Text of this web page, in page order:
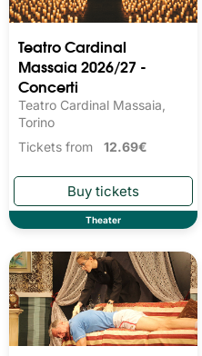
Teatro Cardinal
Massaia 2026/27 -
Concerti
Teatro Cardinal Massaia,
Torino
Tickets from 12.69€
Theater